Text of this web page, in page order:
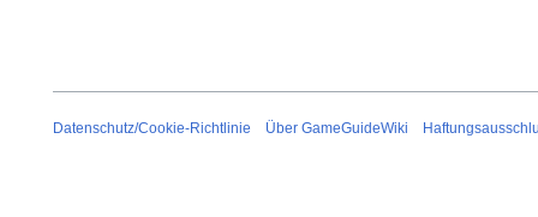
Datenschutz/Cookie-Richtlinie Über GameGuideWiki